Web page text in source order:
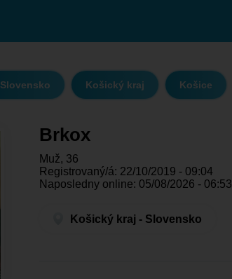
Slovensko Košický kraj Košice
Brkox
Muž, 36
Registrovaný/á: 22/10/2019 - 09:04
Naposledny online: 05/08/2026 - 06:53
Košický kraj - Slovensko